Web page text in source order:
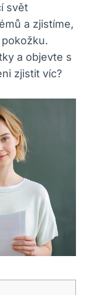
svět
a ⁣zjistíme,
a objevte s
zjistit víc?